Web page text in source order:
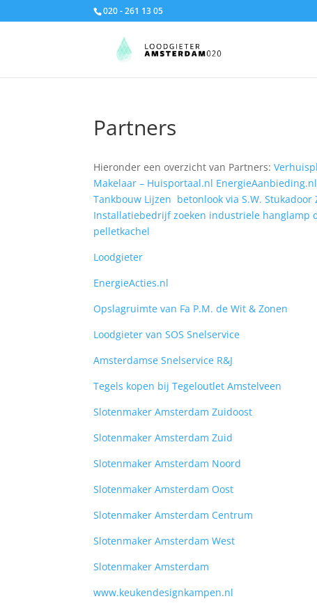
020 - 261 13 05
Partners
Hieronder een overzicht van Partners:
Makelaar – Huisportaal.nl EnergieAanbieding.nl
Tankbouw Lijzen betonlook via S.W. Stukadoor
Installatiebedrijf zoeken industriele hanglamp
pelletkachel
Loodgieter
EnergieActies.nl
Opslagruimte van Fa P.M. de Wit & Zonen
Loodgieter van SOS Snelservice
Amsterdamse Snelservice R&J
Tegels kopen bij Tegeloutlet Amstelveen
Slotenmaker Amsterdam Zuidoost
Slotenmaker Amsterdam Zuid
Slotenmaker Amsterdam Noord
Slotenmaker Amsterdam Oost
Slotenmaker Amsterdam Centrum
Slotenmaker Amsterdam West
Slotenmaker Amsterdam
www.keukendesignkampen.nl